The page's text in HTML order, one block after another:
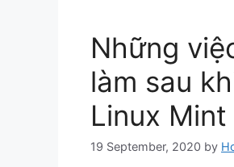
Những
làm sau
Linux Mint
19 September, 2020 by